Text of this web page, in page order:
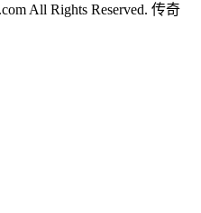
All Rights Reserved. 传奇